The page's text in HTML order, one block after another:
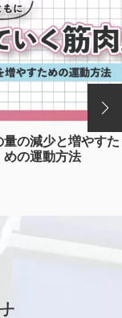
量の減少と増やすた
めの運動方法